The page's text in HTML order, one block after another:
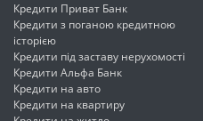
Кредити Приват Банк
Кредити з поганою кредитною
історією
Кредити під заставу нерухомості
Кредити Альфа Банк
Кредити на авто
Кредити на квартиру